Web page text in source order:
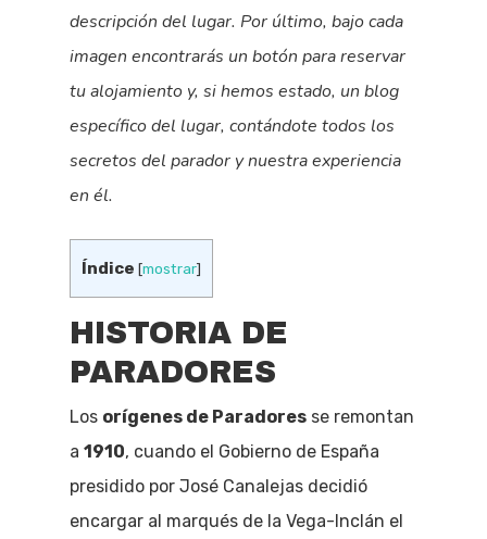
descripción del lugar. Por último, bajo cada
imagen encontrarás un botón para reservar
tu alojamiento y, si hemos estado, un blog
específico del lugar, contándote todos los
secretos del parador y nuestra experiencia
en él.
Índice [mostrar]
HISTORIA DE
PARADORES
Los orígenes de Paradores se remontan
a1910, cuando el Gobierno de España
presidido por José Canalejas decidió
encargar al marqués de la Vega-Inclán el